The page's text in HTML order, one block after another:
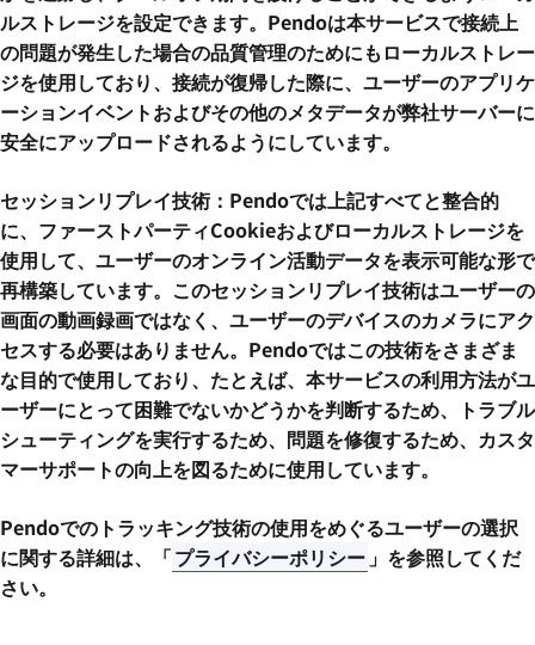
ルストレージを設定できます。Pendoは本サービスで接続上
の問題が発生した場合の品質管理のためにもローカルストレー
ジを使用しており、接続が復帰した際に、ユーザーのアプリケ
ーションイベントおよびその他のメタデータが弊社サーバーに
安全にアップロードされるようにしています。
セッションリプレイ技術：Pendoでは上記すべてと整合的
に、ファーストパーティCookieおよびローカルストレージを
使用して、ユーザーのオンライン活動データを表示可能な形で
再構築しています。このセッションリプレイ技術はユーザーの
画面の動画録画ではなく、ユーザーのデバイスのカメラにアク
セスする必要はありません。Pendoではこの技術をさまざま
な目的で使用しており、たとえば、本サービスの利用方法がユ
ーザーにとって困難でないかどうかを判断するため、トラブル
シューティングを実行するため、問題を修復するため、カスタ
マーサポートの向上を図るために使用しています。
Pendoでのトラッキング技術の使用をめぐるユーザーの選択
に関する詳細は、「プライバシーポリシー 」を参照してくだ
さい。